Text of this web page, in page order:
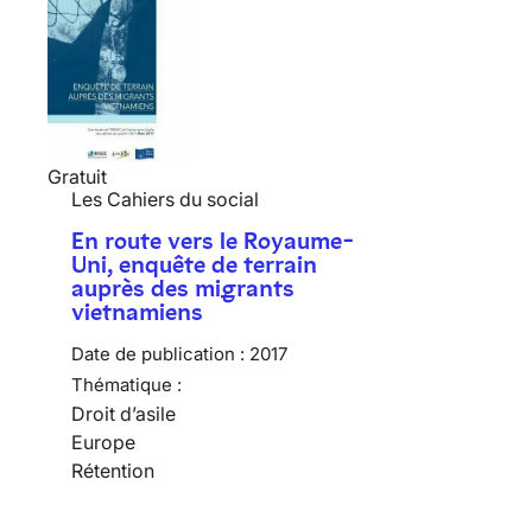
Gratuit
Les Cahiers du social
En route vers le Royaume-
Uni, enquête de terrain
auprès des migrants
vietnamiens
Date de publication : 2017
Thématique :
Droit d’asile
Europe
Rétention